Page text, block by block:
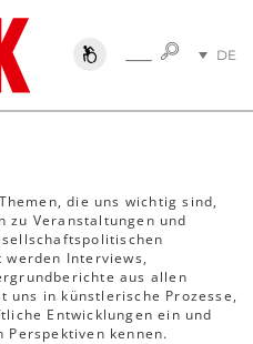
SUCHESUCHE
DE
die uns wichtig sind,
zu Veranstaltungen und
Interviews,
aus allen
uns in künstlerische Prozesse,
Entwicklungen ein und
kennen.